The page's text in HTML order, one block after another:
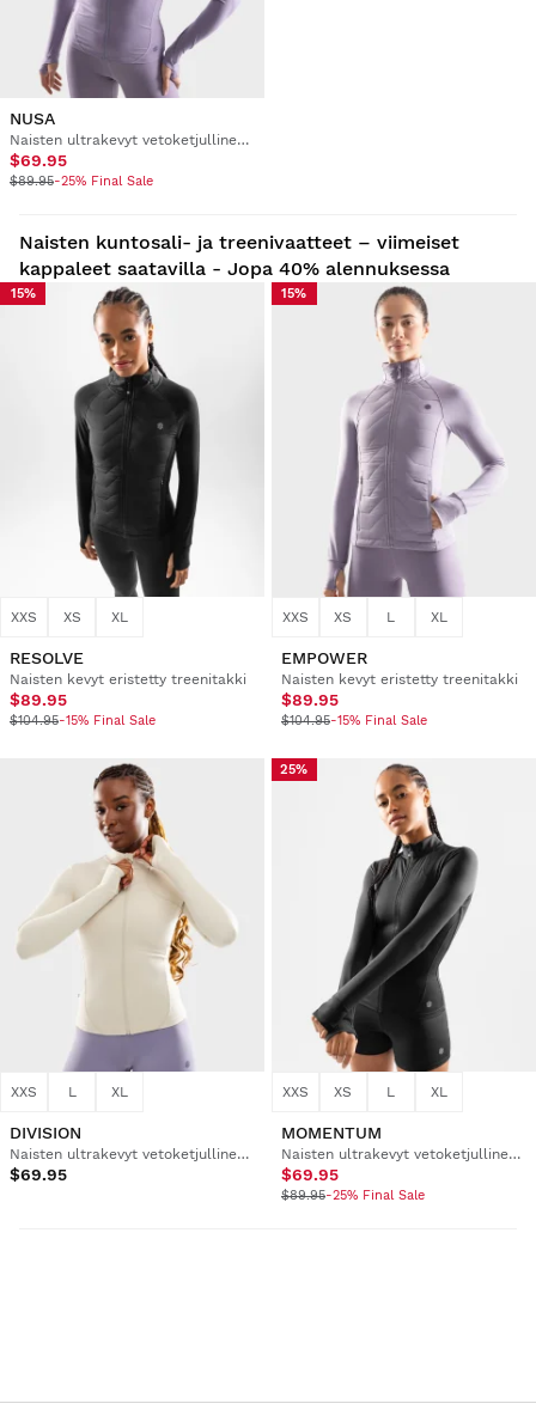
NUSA
Naisten ultrakevyt vetoketjullinen treenitakki
$69.95
$89.95-25% Final Sale
Naisten kuntosali- ja treenivaatteet – viimeiset
kappaleet saatavilla - Jopa 40% alennuksessa
15%
XXS XS XL
RESOLVE
Naisten kevyt eristetty treenitakki
$89.95
$104.95-15% Final Sale
15%
XXS XS L XL
EMPOWER
Naisten kevyt eristetty treenitakki
$89.95
$104.95-15% Final Sale
XXS L XL
DIVISION
Naisten ultrakevyt vetoketjullinen treenitakki
$69.95
25%
XXS XS L XL
MOMENTUM
Naisten ultrakevyt vetoketjullinen treenitakki
$69.95
$89.95-25% Final Sale